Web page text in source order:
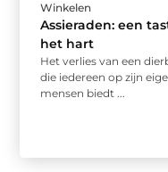
Winkelen
Assieraden: een
het hart
Het verlies van een
die iedereen op zijn
mensen biedt ...